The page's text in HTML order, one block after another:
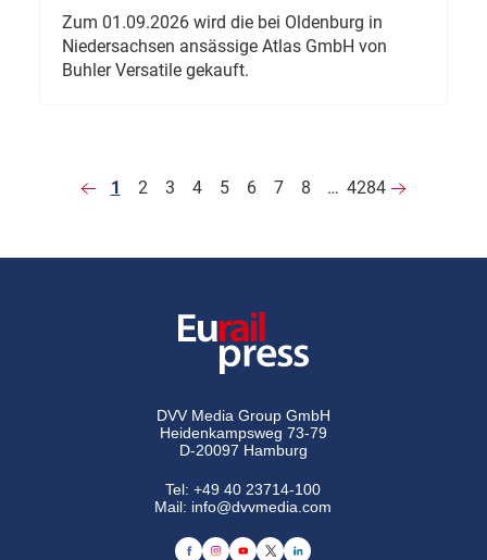
Zum 01.09.2026 wird die bei Oldenburg in
Niedersachsen ansässige Atlas GmbH von
Buhler Versatile gekauft.
1 2 3 4 5 6 7 8 … 4284
DVV Media Group GmbH
Heidenkampsweg 73-79
D-20097 Hamburg
Tel:+49 40 23714-100
Mail: info@dvvmedia.com